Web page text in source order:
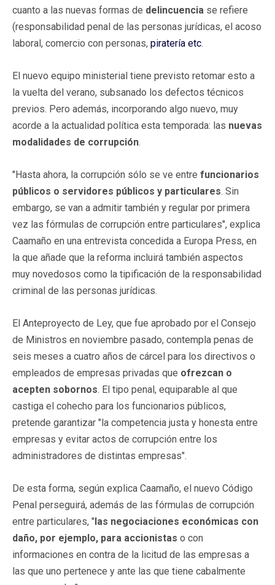
cuanto a las nuevas formas de delincuencia se refiere
(responsabilidad penal de las personas jurídicas, el acoso
laboral, comercio con personas, piratería etc.
El nuevo equipo ministerial tiene previsto retomar esto a
la vuelta del verano, subsanado los defectos técnicos
previos. Pero además, incorporando algo nuevo, muy
acorde a la actualidad política esta temporada: las nuevas
modalidades de corrupción.
"Hasta ahora, la corrupción sólo se ve entre funcionarios
públicos o servidores públicos y particulares. Sin
embargo, se van a admitir también y regular por primera
vez las fórmulas de corrupción entre particulares", explica
Caamaño en una entrevista concedida a Europa Press, en
la que añade que la reforma incluirá también aspectos
muy novedosos como la tipificación de la responsabilidad
criminal de las personas jurídicas.
El Anteproyecto de Ley, que fue aprobado por el Consejo
de Ministros en noviembre pasado, contempla penas de
seis meses a cuatro años de cárcel para los directivos o
empleados de empresas privadas que ofrezcan o
acepten sobornos. El tipo penal, equiparable al que
castiga el cohecho para los funcionarios públicos,
pretende garantizar "la competencia justa y honesta entre
empresas y evitar actos de corrupción entre los
administradores de distintas empresas".
De esta forma, según explica Caamaño, el nuevo Código
Penal perseguirá, además de las fórmulas de corrupción
entre particulares, "las negociaciones económicas con
daño, por ejemplo, para accionistas o con
informaciones en contra de la licitud de las empresas a
las que uno pertenece y ante las que tiene cabalmente